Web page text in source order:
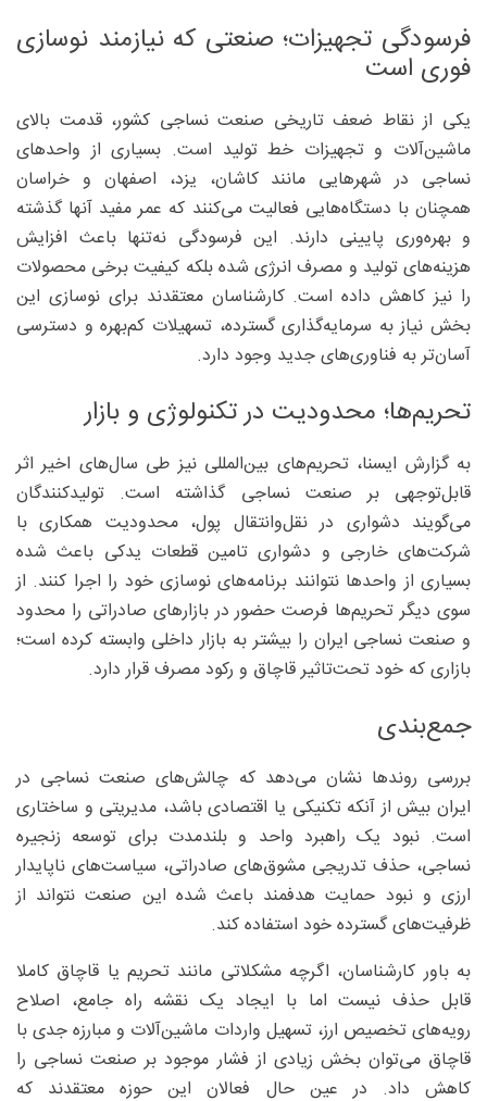
فرسودگی تجهیزات؛ صنعتی که نیازمند نوسازی
فوری است
یکی از نقاط ضعف تاریخی صنعت نساجی کشور، قدمت بالای
ماشین‌آلات و تجهیزات خط تولید است. بسیاری از واحدهای
نساجی در شهرهایی مانند کاشان، یزد، اصفهان و خراسان
همچنان با دستگاه‌هایی فعالیت می‌کنند که عمر مفید آنها گذشته
و بهره‌وری پایینی دارند. این فرسودگی نه‌تنها باعث افزایش
هزینه‌های تولید و مصرف انرژی شده بلکه کیفیت برخی محصولات
را نیز کاهش داده است. کارشناسان معتقدند برای نوسازی این
بخش نیاز به سرمایه‌گذاری گسترده، تسهیلات کم‌بهره و دسترسی
آسان‌تر به فناوری‌های جدید وجود دارد.
تحریم‌ها؛ محدودیت در تکنولوژی و بازار
به گزارش ایسنا، تحریم‌های بین‌المللی نیز طی سال‌های اخیر اثر
قابل‌توجهی بر صنعت نساجی گذاشته است. تولیدکنندگان
می‌گویند دشواری در نقل‌وانتقال پول، محدودیت همکاری با
شرکت‌های خارجی و دشواری تامین قطعات یدکی باعث شده
بسیاری از واحدها نتوانند برنامه‌های نوسازی خود را اجرا کنند. از
سوی دیگر تحریم‌ها فرصت حضور در بازارهای صادراتی را محدود
و صنعت نساجی ایران را بیشتر به بازار داخلی وابسته کرده است؛
بازاری که خود تحت‌تاثیر قاچاق و رکود مصرف قرار دارد.
جمع‌بندی
بررسی روندها نشان می‌دهد که چالش‌های صنعت نساجی در
ایران بیش از آنکه تکنیکی یا اقتصادی باشد، مدیریتی و ساختاری
است. نبود یک راهبرد واحد و بلندمدت برای توسعه زنجیره
نساجی، حذف تدریجی مشوق‌های صادراتی، سیاست‌های ناپایدار
ارزی و نبود حمایت هدفمند باعث شده این صنعت نتواند از
ظرفیت‌های گسترده خود استفاده کند.
به باور کارشناسان، اگرچه مشکلاتی مانند تحریم یا قاچاق کاملا
قابل حذف نیست اما با ایجاد یک نقشه راه جامع، اصلاح
رویه‌های تخصیص ارز، تسهیل واردات ماشین‌آلات و مبارزه جدی با
قاچاق می‌توان بخش زیادی از فشار موجود بر صنعت نساجی را
کاهش داد. در عین حال فعالان این حوزه معتقدند که